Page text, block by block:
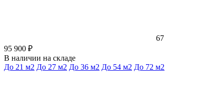
67
95 900 ₽
В наличии на складе
До 21 м2 До 27 м2 До 36 м2 До 54 м2 До 72 м2